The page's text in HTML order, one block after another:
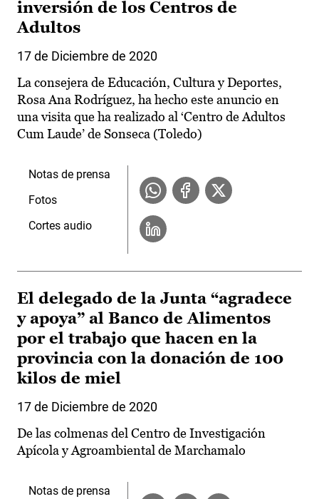
inversión de los Centros de
Adultos
17 de Diciembre de 2020
La consejera de Educación, Cultura y Deportes,
Rosa Ana Rodríguez, ha hecho este anuncio en
una visita que ha realizado al ‘Centro de Adultos
Cum Laude’ de Sonseca (Toledo)
Notas de prensa
Fotos
Cortes audio
El delegado de la Junta “agradece
y apoya” al Banco de Alimentos
por el trabajo que hacen en la
provincia con la donación de 100
kilos de miel
17 de Diciembre de 2020
De las colmenas del Centro de Investigación
Apícola y Agroambiental de Marchamalo
Notas de prensa